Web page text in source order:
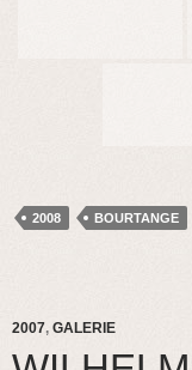
2008 BOURTANGE
2007, GALERIE